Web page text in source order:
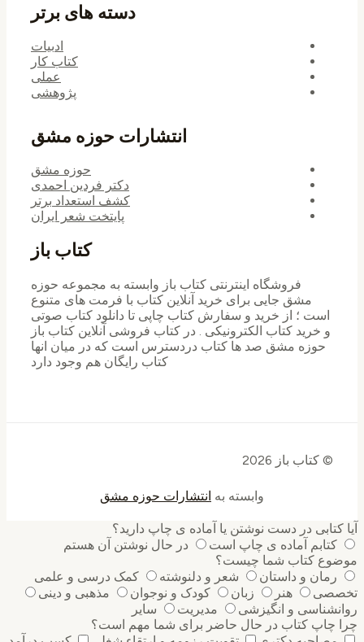
دسته های برتر
ادبیات
کتاب کار
عملی
پژوهشی
انتشارات حوزه مشق
حوزه مشق
دکتر فردین احمدی
کشف استعداد برتر
پایتخت شعر ایران
کتاب باز
فروشگاه اینترنتی کتاب باز وابسته به مجموعه حوزه
مشق جایی برای خرید ‌آنلاین کتاب با فرمت های متنوع
است ؛ از خرید و سفارش کتاب چاپی تا دانلود کتاب صوتی
و خرید کتاب الکترونیکی . در کتاب فروشی آنلاین کتاب باز
حوزه مشق صد ها کتاب دردسترس است که در میان انها
کتاب رایگان هم وجود دارد
© کتاب باز 2026
وابسته به انتشارات حوزه مشق
آیا کتابی در دست نوشتن یا آماده ی چاپ دارید؟
کتابم آماده ی چاپ است
در حال نوشتن آن هستم
موضوع کتاب شما چیست؟
رمان و داستان
شعر و دلنوشته
کمک درسی و علمی
تخصصی
هنر زبان کودک و نوجوان
مذهبی و دینی
روانشناسی و انگیزشی
مدیریت
سایر
چرا چاپ کتاب در حال حاضر برای شما مهم است؟